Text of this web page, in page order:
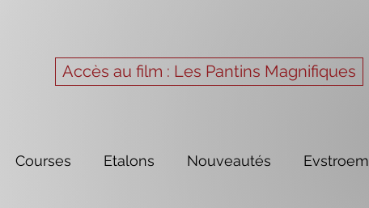
Accès au film : Les Pantins Magnifiques
Courses Etalons Nouveautés Evstroem